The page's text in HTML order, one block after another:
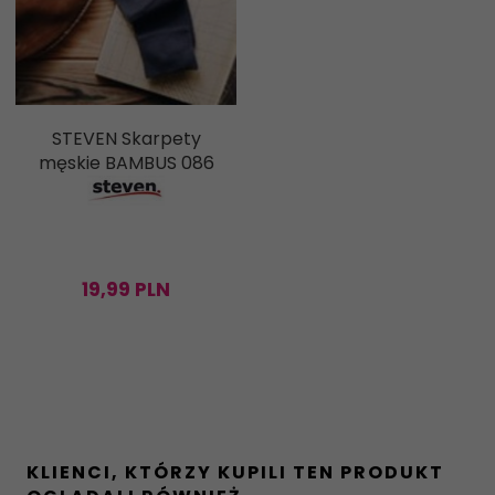
STEVEN Skarpety
męskie BAMBUS 086
19,99 PLN
KLIENCI, KTÓRZY KUPILI TEN PRODUKT